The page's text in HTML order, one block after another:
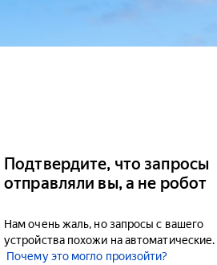
Подтвердите, что запросы
отправляли вы, а не робот
Нам очень жаль, но запросы с вашего
устройства похожи на автоматические.
Почему это могло произойти?